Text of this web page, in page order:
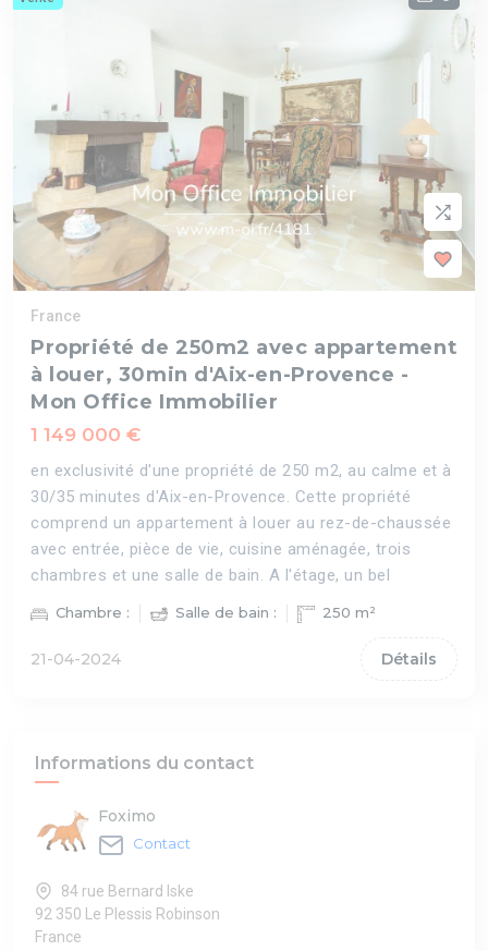
France
Propriété de 250m2 avec appartement
à louer, 30min d'Aix-en-Provence -
Mon Office Immobilier
1 149 000 €
en exclusivité d'une propriété de 250 m2, au calme et à
30/35 minutes d'Aix-en-Provence. Cette propriété
comprend un appartement à louer au rez-de-chaussée
avec entrée, pièce de vie, cuisine aménagée, trois
chambres et une salle de bain. A l'étage, un bel
Chambre : Salle de bain : 250 m²
21-04-2024 Détails
Informations du contact
Foximo
Contact
84 rue Bernard Iske
92 350 Le Plessis Robinson
France